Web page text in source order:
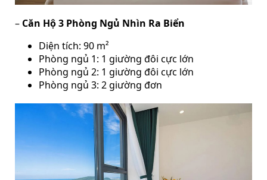
– Căn Hộ 3 Phòng Ngủ Nhìn Ra Biển
Diện tích: 90 m²
Phòng ngủ 1: 1 giường đôi cực lớn
Phòng ngủ 2: 1 giường đôi cực lớn
Phòng ngủ 3: 2 giường đơn